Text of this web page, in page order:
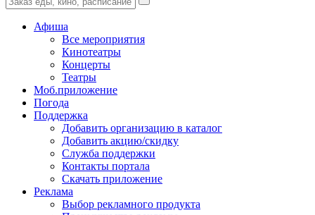
Афиша
Все мероприятия
Кинотеатры
Концерты
Театры
Моб.приложение
Погода
Поддержка
Добавить организацию в каталог
Добавить акцию/скидку
Служба поддержки
Контакты портала
Скачать приложение
Реклама
Выбор рекламного продукта